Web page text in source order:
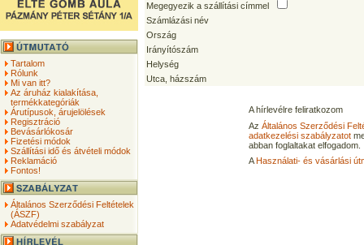
Tartalom
Rólunk
Mi van itt?
Az áruház kialakítása,
termékkategóriák
Árutípusok, árujelölések
Regisztráció
Bevásárlókosár
Fizetési módok
Szállítási idő és átvételi módok
Reklamáció
Fontos!
Általános Szerződési Feltételek
(ÁSZF)
Adatvédelmi szabályzat
Megegyezik a szállítási címmel
Számlázási név
Ország
Irányítószám
Helység
Utca, házszám
A hírlevélre feliratkozom
Az Általános Szerződési
adatkezelési szabályzatot
abban foglaltakat elfogadom.
AHasználati- és vásárlási